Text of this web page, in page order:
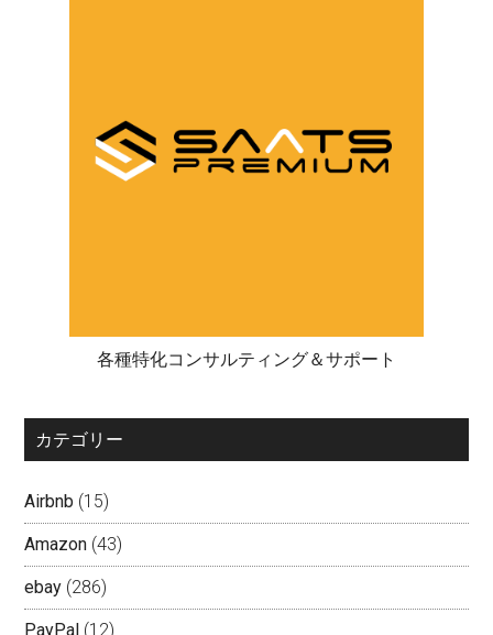
各種特化コンサルティング＆サポート
カテゴリー
Airbnb (15)
Amazon (43)
ebay (286)
PayPal (12)